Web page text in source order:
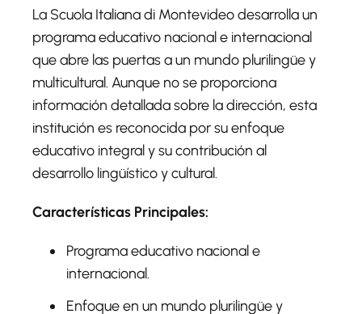
La Scuola Italiana di Montevideo desarrolla un
programa educativo nacional e internacional
que abre las puertas a un mundo plurilingüe y
multicultural. Aunque no se proporciona
información detallada sobre la dirección, esta
institución es reconocida por su enfoque
educativo integral y su contribución al
desarrollo lingüístico y cultural.
Características Principales:
Programa educativo nacional e
internacional.
Enfoque en un mundo plurilingüe y